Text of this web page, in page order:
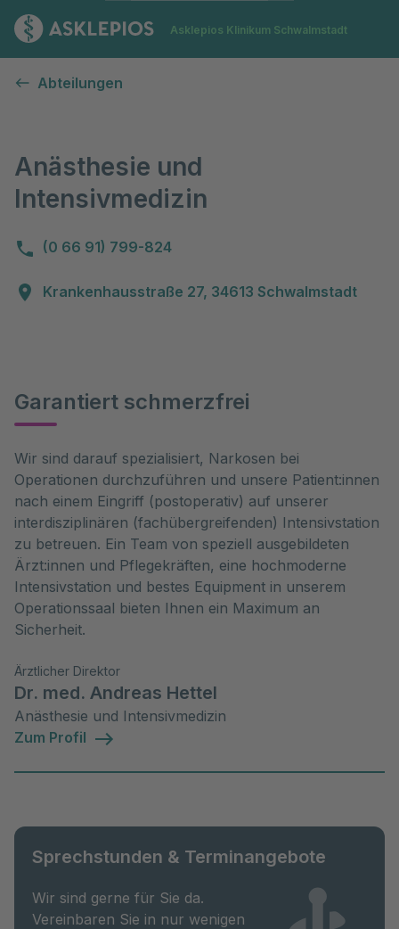
Zur Startseite
Asklepios Klinikum Schwalmstadt
Abteilungen
Anästhesie und
Intensivmedizin
(0 66 91) 799-824
Krankenhausstraße 27, 34613 Schwalmstadt
Garantiert schmerzfrei
Wir sind darauf spezialisiert, Narkosen bei
Operationen durchzuführen und unsere Patient:innen
nach einem Eingriff (postoperativ) auf unserer
interdisziplinären (fachübergreifenden) Intensivstation
zu betreuen. Ein Team von speziell ausgebildeten
Ärzt:innen und Pflegekräften, eine hochmoderne
Intensivstation und bestes Equipment in unserem
Operationssaal bieten Ihnen ein Maximum an
Sicherheit.
Ärztlicher Direktor
Dr. med. Andreas Hettel
Anästhesie und Intensivmedizin
Zum Profil
Sprechstunden & Terminangebote
Wir sind gerne für Sie da.
Vereinbaren Sie in nur wenigen